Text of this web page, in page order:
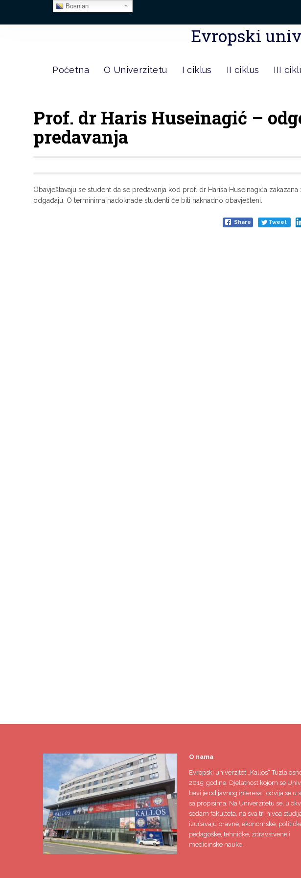
Evropski
Početna O Univerzitetu I ciklus II ciklus III
Prof. dr Haris Huseinagić –
predavanja
Obavještavaju se student da se predavanja kod prof. dr Harisa Huseinagića
odgađaju. O terminima nadoknade studenti će biti naknadno obavješteni.
Share Tweet
O nama
Evropski univerzitet „Kallos“ Tuzla
2015. godine. Djelatnost kojom se
bavi je od javnog interesa i odvija se u
sa propisima. Na Univerzitetu se, u
sedam fakulteta, na sva tri nivoa
izučavaju pravne, ekonomske,
pedagoške, tehničke, zdravstvene i
medicinske nauke.
Bosnian